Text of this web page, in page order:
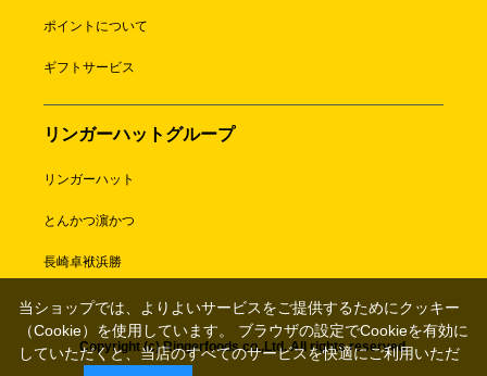
ポイントについて
ギフトサービス
リンガーハットグループ
リンガーハット
とんかつ濵かつ
長崎卓袱浜勝
Copyright (c) Ringerfoods co.,Ltd. All rights reserved.
当ショップでは、よりよいサービスをご提供するためにクッキー
（Cookie）を使用しています。 ブラウザの設定でCookieを有効に
していただくと、当店のすべてのサービスを快適にご利用いただ